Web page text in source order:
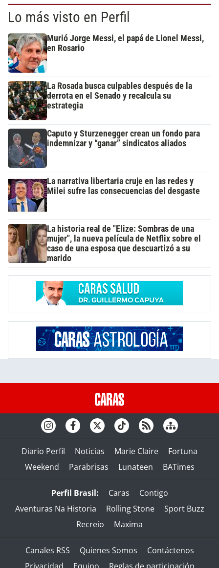
Lo más visto en Perfil
Murió Jorge Messi, el papá de Lionel Messi,
en Rosario
La Rosada busca culpables después de la
derrota en el Senado y recalcula su
estrategia
Caputo y Sturzenegger crean un fondo para
indemnizar y “ganar” sindicatos aliados
La narrativa libertaria cruje en las redes y
Milei sufre las consecuencias del desgaste
La historia real de "Elize: Sombras de una
mujer", la nueva película de Netflix sobre el
caso de una esposa que descuartizó a su
marido
Diario Perfil Noticias Marie Claire
Fortuna
Weekend
Parabrisas Lunateen BATimes
Perfil Brasil: Caras
Contigo
Aventuras Na Historia
Rolling Stone
Sport Buzz
Recreio
Maxima
Canales RSS Quienes Somos
Contáctenos